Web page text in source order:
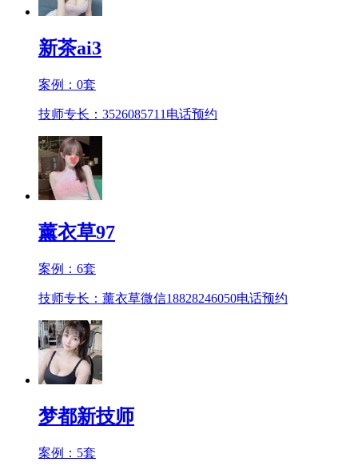
新茶ai3
案例： 0套
技师专长：3526085711 电话预约
薰衣草97
案例： 6套
技师专长：薰衣草微信18828246050电话预约
梦都新技师
案例： 5套